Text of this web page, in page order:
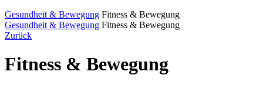
Gesundheit & Bewegung Fitness & Bewegung
Gesundheit & Bewegung Fitness & Bewegung
Zurück
Fitness & Bewegung